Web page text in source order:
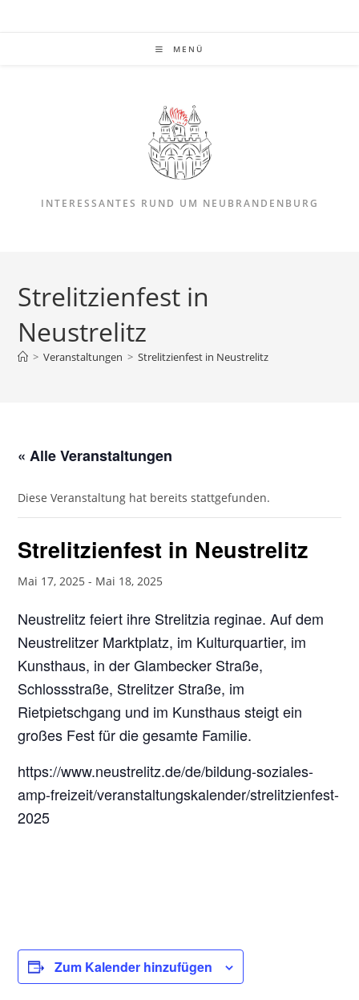
MENÜ
INTERESSANTES RUND UM NEUBRANDENBURG
Strelitzienfest in
Neustrelitz
> Veranstaltungen > Strelitzienfest in Neustrelitz
« Alle Veranstaltungen
Diese Veranstaltung hat bereits stattgefunden.
Strelitzienfest in Neustrelitz
Mai 17, 2025 - Mai 18, 2025
Neustrelitz feiert ihre Strelitzia reginae. Auf dem
Neustrelitzer Marktplatz, im Kulturquartier, im
Kunsthaus, in der Glambecker Straße,
Schlossstraße, Strelitzer Straße, im
Rietpietschgang und im Kunsthaus steigt ein
großes Fest für die gesamte Familie.
https://www.neustrelitz.de/de/bildung-soziales-
amp-freizeit/veranstaltungskalender/strelitzienfest-
2025
Zum Kalender hinzufügen